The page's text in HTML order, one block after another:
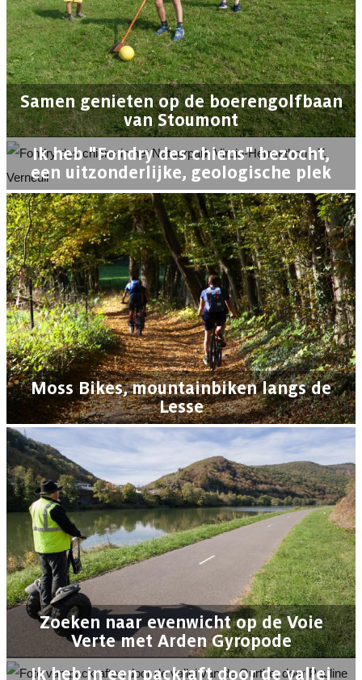
Samen genieten op de boerengolfbaan
van Stoumont
Ik heb "Fondry des chiens" bezocht,
een uitzonderlijke, geologische plek
Moss Bikes, mountainbiken langs de
Lesse
Zoeken naar evenwicht op de Voie
Verte met Arden Gyropode
Ik heb in een packraft door de vallei